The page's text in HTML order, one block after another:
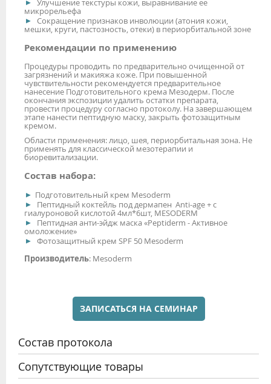
Улучшение текстуры кожи, выравнивание ее
микрорельефа
Сокращение признаков инволюции (атония кожи,
мешки, круги, пастозность, отеки) в периорбитальной зоне
Рекомендации по применению
Процедуры проводить по предварительно очищенной от
загрязнений и макияжа коже. При повышенной
чувствительности рекомендуется предварительное
нанесение Подготовительного крема Мезодерм. После
окончания экспозиции удалить остатки препарата,
провести процедуру согласно протоколу. На завершающем
этапе нанести пептидную маску, закрыть фотозащитным
кремом.
Области применения: лицо, шея, периорбитальная зона. Не
применять для классической мезотерапии и
биоревитализации.
Состав набора:
Подготовительный крем Mesoderm
Пептидный коктейль под дермапен Anti-age + с
гиалуроновой кислотой 4мл*6шт, MESODERM
Пептидная анти-эйдж маска «Peptiderm - Активное
омоложение»
Фотозащитный крем SPF 50 Mesoderm
Производитель: Mesoderm
ЗАПИСАТЬСЯ НА СЕМИНАР
Состав протокола
Сопутствующие товары